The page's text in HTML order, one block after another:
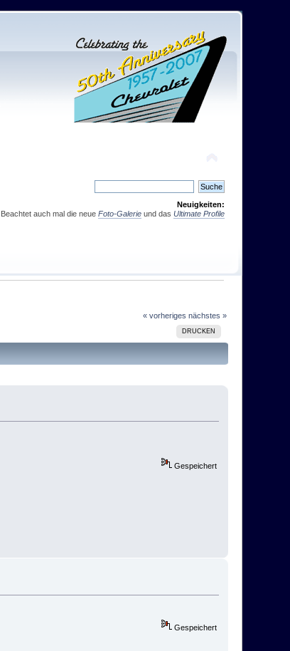
Neuigkeiten:
Beachtet auch mal die neue Foto-Galerieund das Ultimate Profile
« vorheriges nächstes »
DRUCKEN
Gespeichert
Gespeichert